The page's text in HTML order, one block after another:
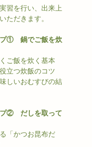
習を行い、出来上
ただきます。
①　鍋でご飯を炊
ご飯を炊く基本
立つ炊飯のコツ
しいおむすびの結
②　だしを取って
「かつお昆布だ